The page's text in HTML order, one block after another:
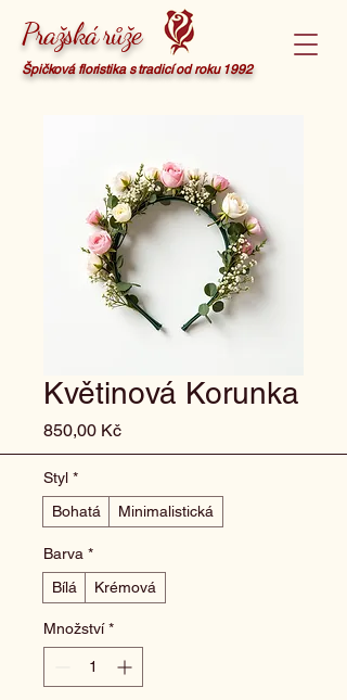
Pražská růže
Špičková floristika s tradicí od roku 1992
Květinová Korunka
850,00 KčCena
Styl *
Bohatá
Minimalistická
Barva *
Bílá
Krémová
Množství *